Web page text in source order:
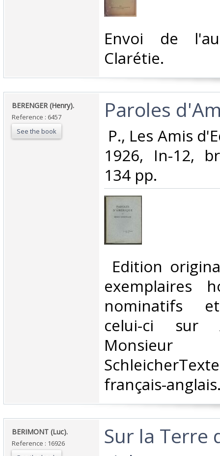
‎Envoi de
Clarétie. ‎
‎BERENGER (Henry).‎
Reference : 6457
See the book
‎Paroles
P., Les Amis
1926, In-12,
134 pp. ‎
Edition
exemplaires
nominatifs
celui-ci sur
français-
‎BERIMONT (Luc). ‎
Reference : 16926
‎Sur la Terre